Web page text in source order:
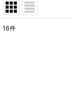
16件